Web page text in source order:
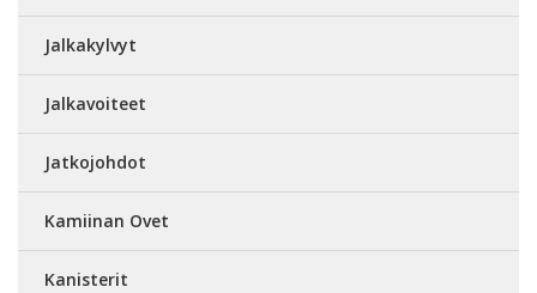
Jalkakylvyt
Jalkavoiteet
Jatkojohdot
Kamiinan Ovet
Kanisterit